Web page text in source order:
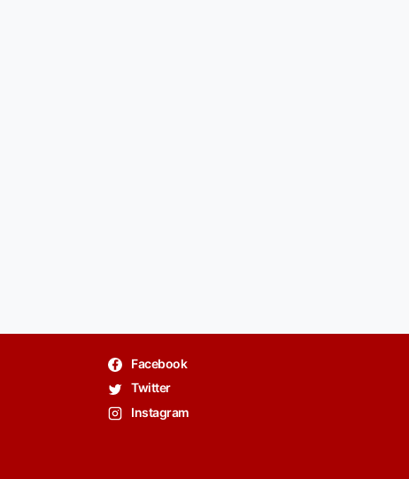
Facebook
Twitter
Instagram